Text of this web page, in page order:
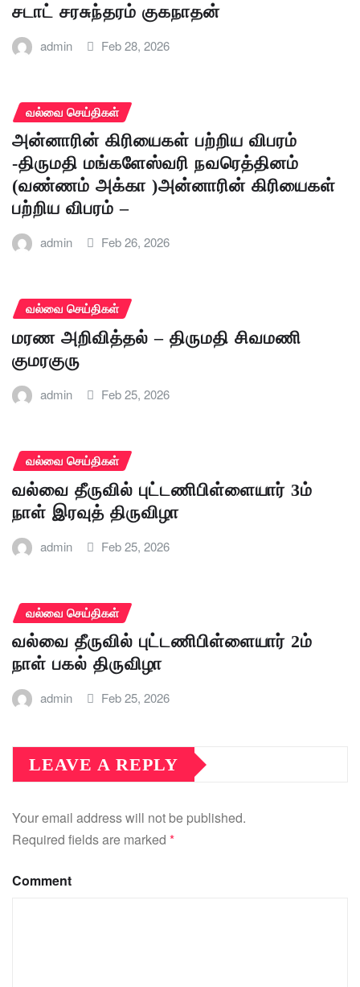
சடாட் சரசுந்தரம் குகநாதன்
admin Feb 28, 2026
வல்வை செய்திகள்
அன்னாரின் கிரியைகள் பற்றிய விபரம்
-திருமதி மங்களேஸ்வரி நவரெத்தினம்
(வண்ணம் அக்கா )அன்னாரின் கிரியைகள்
பற்றிய விபரம் –
admin Feb 26, 2026
வல்வை செய்திகள்
மரண அறிவித்தல் – திருமதி சிவமணி
குமரகுரு
admin Feb 25, 2026
வல்வை செய்திகள்
வல்வை தீருவில் புட்டணிபிள்ளையார் 3ம்
நாள் இரவுத் திருவிழா
admin Feb 25, 2026
வல்வை செய்திகள்
வல்வை தீருவில் புட்டணிபிள்ளையார் 2ம்
நாள் பகல் திருவிழா
admin Feb 25, 2026
LEAVE A REPLY
Your email address will not be published.
Required fields are marked *
Comment